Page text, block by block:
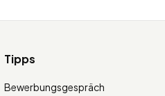
Tipps
Bewerbungsgespräch